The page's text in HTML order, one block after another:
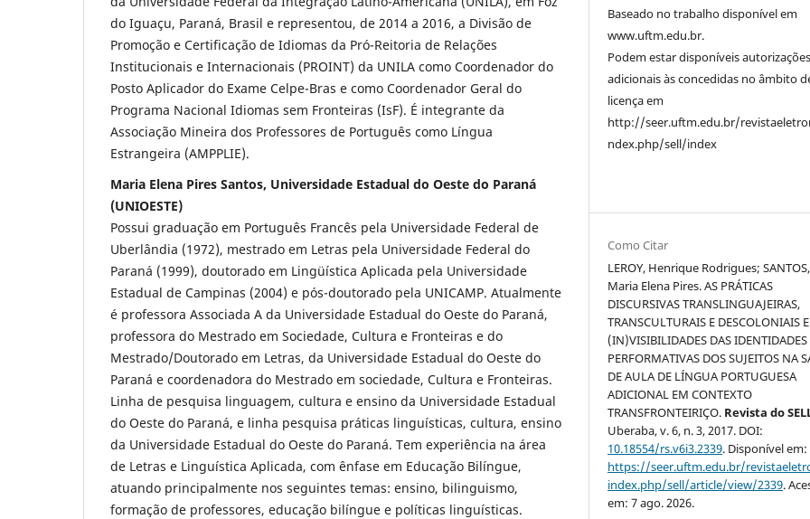
do Iguaçu, Paraná, Brasil e representou, de 2014 a 2016, a Divisão de
Promoção e Certificação de Idiomas da Pró-Reitoria de Relações
Institucionais e Internacionais (PROINT) da UNILA como Coordenador do
Posto Aplicador do Exame Celpe-Bras e como Coordenador Geral do
Programa Nacional Idiomas sem Fronteiras (IsF). É integrante da
Associação Mineira dos Professores de Português como Língua
Estrangeira (AMPPLIE).
Maria Elena Pires Santos, Universidade Estadual do Oeste do Paraná
(UNIOESTE)
Possui graduação em Português Francês pela Universidade Federal de
Uberlândia (1972), mestrado em Letras pela Universidade Federal do
Paraná (1999), doutorado em Lingüística Aplicada pela Universidade
Estadual de Campinas (2004) e pós-doutorado pela UNICAMP. Atualmente
é professora Associada A da Universidade Estadual do Oeste do Paraná,
professora do Mestrado em Sociedade, Cultura e Fronteiras e do
Mestrado/Doutorado em Letras, da Universidade Estadual do Oeste do
Paraná e coordenadora do Mestrado em sociedade, Cultura e Fronteiras.
Linha de pesquisa linguagem, cultura e ensino da Universidade Estadual
do Oeste do Paraná, e linha pesquisa práticas linguísticas, cultura, ensino
da Universidade Estadual do Oeste do Paraná. Tem experiência na área
de Letras e Linguística Aplicada, com ênfase em Educação Bilíngue,
atuando principalmente nos seguintes temas: ensino, bilinguismo,
formação de professores, educação bilíngue e políticas linguísticas.
Baseado no trabalho disponível em
www.uftm.edu.br.
Podem estar disponíveis autorizações
adicionais às concedidas no âmbito
licença em
http://seer.uftm.edu.br/
ndex.php/sell/index
Como Citar
LEROY, Henrique Rodrigues; SANTOS,
Maria Elena Pires. AS PRÁTICAS
DISCURSIVAS TRANSLINGUAJEIRAS,
TRANSCULTURAIS E DESCOLONIAIS
(IN)VISIBILIDADES DAS IDENTIDADES
PERFORMATIVAS DOS SUJEITOS NA
DE AULA DE LÍNGUA PORTUGUESA
ADICIONAL EM CONTEXTO
TRANSFRONTEIRIÇO. Revista do
Uberaba, v. 6, n. 3, 2017. DOI:
10.18554/rs.v6i3.2339. Disponível em:
https://seer.uftm.edu.br/
index.php/sell/article/view/2339.
em: 7 ago. 2026.